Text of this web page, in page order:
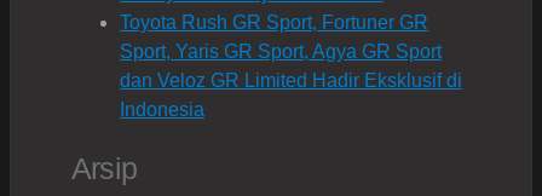
Toyota Rush GR Sport, Fortuner GR
Sport, Yaris GR Sport, Agya GR Sport
dan Veloz GR Limited Hadir Eksklusif di
Indonesia
Arsip